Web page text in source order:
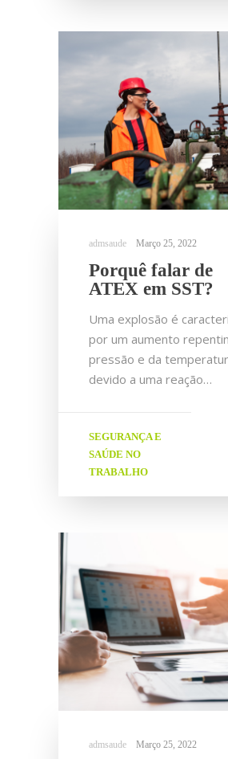
Março 25, 2022
Porquê falar de
ATEX em SST?
Uma explosão é
por um aumento
pressão e da
devido a uma reação…
SEGURANÇA E
SAÚDE NO
TRABALHO
Março 25, 2022